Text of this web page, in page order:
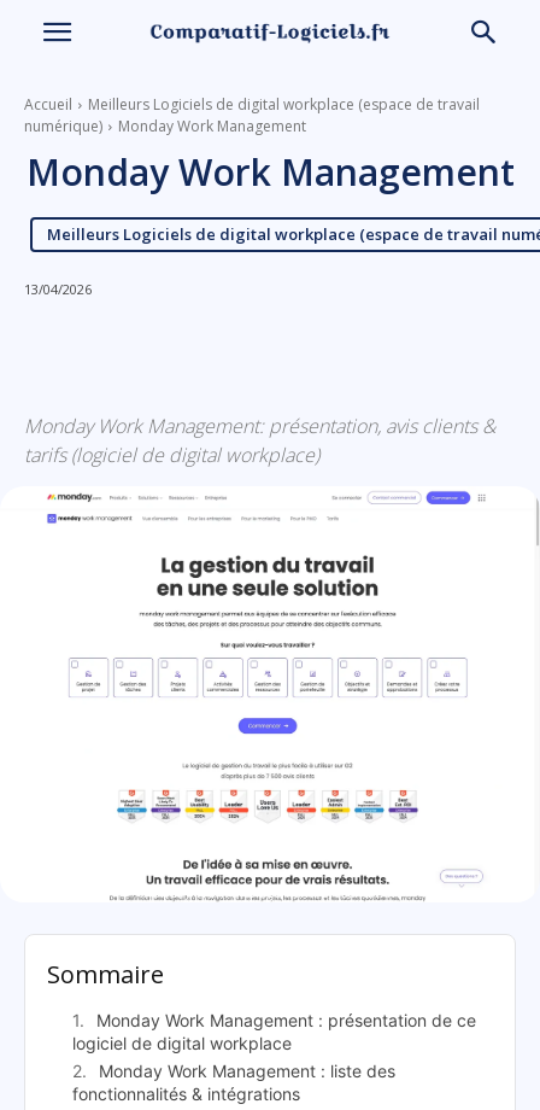
Accueil
Meilleurs Logiciels de digital workplace (espace de travail
numérique)
Monday Work Management
Monday Work Management
Meilleurs Logiciels de digital workplace (espace de travail
13/04/2026
Monday Work Management: présentation, avis clients &
tarifs (logiciel de digital workplace)
Monday Work Management: présentation
Sommaire
Monday Work Management : présentation de ce
logiciel de digital workplace
Monday Work Management : liste des
fonctionnalités & intégrations